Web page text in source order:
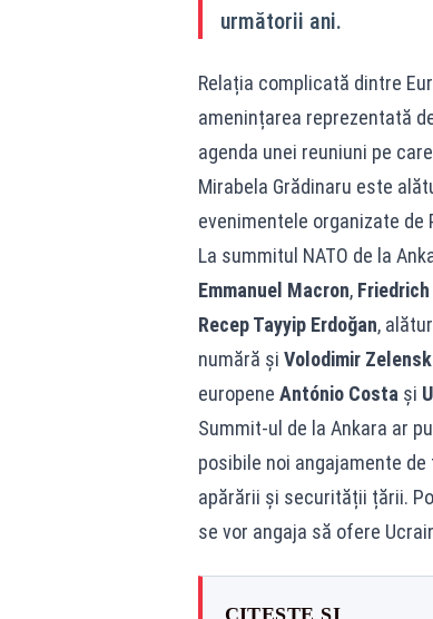
următorii ani.
Relația complicată dintre
amenințarea reprezentată
agenda unei reuniuni pe
Mirabela Grădinaru este
evenimentele organizate de
La summitul NATO de la
Emmanuel Macron,
Recep Tayyip Erdoğan,
numără și Volodimir
europene António Costa și
Summit-ul de la Ankara ar
posibile noi angajamente
apărării și securității țării.
se vor angaja să ofere
CITEȘTE ȘI